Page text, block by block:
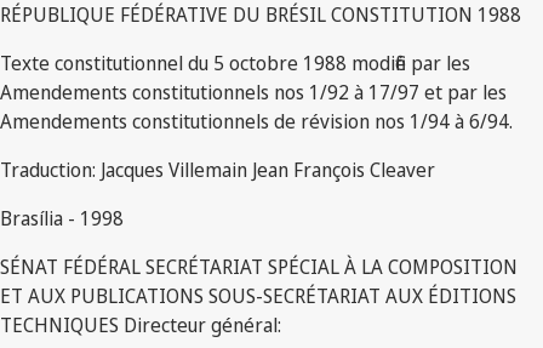
RÉPUBLIQUE FÉDÉRATIVE DU BRÉSIL CONSTITUTION 1988
Texte constitutionnel du 5 octobre 1988 modifié par les
Amendements constitutionnels nos 1/92 à 17/97 et par les
Amendements constitutionnels de révision nos 1/94 à 6/94.
Traduction: Jacques Villemain Jean François Cleaver
Brasília - 1998
SÉNAT FÉDÉRAL SECRÉTARIAT SPÉCIAL À LA COMPOSITION
ET AUX PUBLICATIONS SOUS-SECRÉTARIAT AUX ÉDITIONS
TECHNIQUES Directeur général: